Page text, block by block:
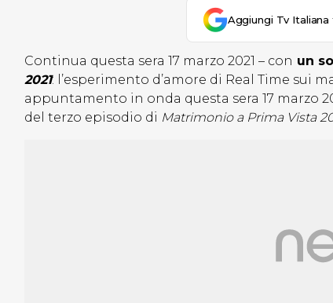
Aggiungi Tv
Continua questa sera 17 marzo 2021 – con un
2021: l’esperimento d’amore di Real Time sui
appuntamento in onda questa sera 17 marzo
del terzo episodio di Matrimonio a Prima Vista